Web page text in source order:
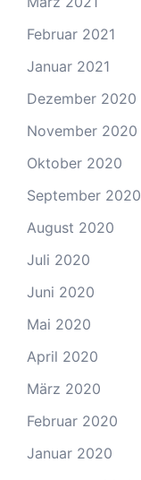
Februar 2021
Januar 2021
Dezember 2020
November 2020
Oktober 2020
September 2020
August 2020
Juli 2020
Juni 2020
Mai 2020
April 2020
März 2020
Februar 2020
Januar 2020